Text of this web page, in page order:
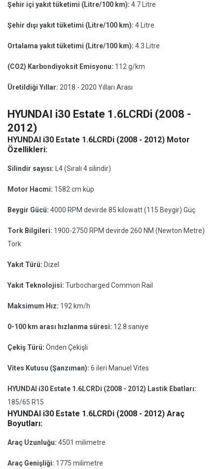
Şehir içi yakıt tüketimi (Litre/100 km): 4.7 Litre
Şehir dışı yakıt tüketimi (Litre/100 km): 4 Litre
Ortalama yakıt tüketimi (Litre/100 km): 4.3 Litre
(CO2) Karbondiyoksit Emisyonu: 112 g/km
Üretildiği Yıllar: 2018 - 2020 Yılları Arası
HYUNDAI i30 Estate 1.6LCRDi (2008 -
2012)
HYUNDAI i30 Estate 1.6LCRDi (2008 - 2012) Motor
Özellikleri:
Silindir sayısı: L4 (Sıralı 4 silindir)
Motor Hacmi: 1582 cm küp
Beygir Gücü: 4000 RPM devirde 85 kilowatt (115 Beygir) Güç
Tork Bilgileri: 1900-2750 RPM devirde 260 NM (Newton Metre)
Tork
Yakıt Türü: Dizel
Yakıt Teknolojisi: Turbocharged Common Rail
Maksimum Hız: 192 km/h
0-100 km arası hızlanma süresi: 12.8 saniye
Çekiş Türü: Önden Çekişli
Vites Kutusu (Şanzıman): 6 ileri Manuel Vites
HYUNDAI i30 Estate 1.6LCRDi (2008 - 2012) Lastik Ebatları:
185/65 R15
HYUNDAI i30 Estate 1.6LCRDi (2008 - 2012) Araç
Boyutları:
Araç Uzunluğu: 4501 milimetre
Araç Genişliği: 1775 milimetre